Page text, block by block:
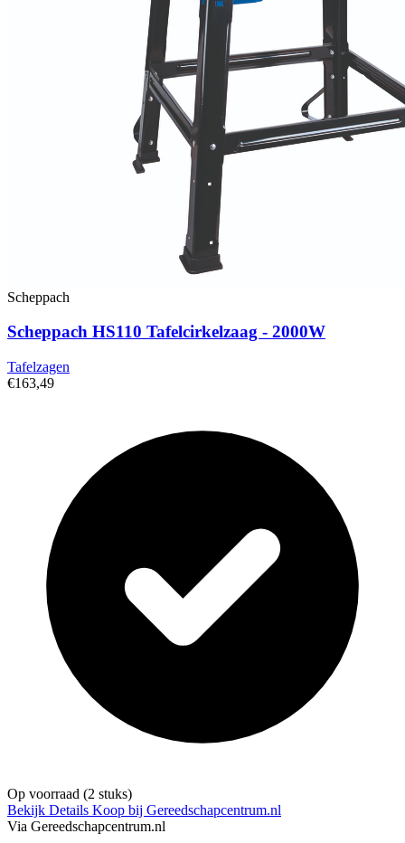
Scheppach
Scheppach HS110 Tafelcirkelzaag - 2000W
Tafelzagen
€163,49
Op voorraad (2 stuks)
Bekijk Details Koop bij Gereedschapcentrum.nl
Via Gereedschapcentrum.nl